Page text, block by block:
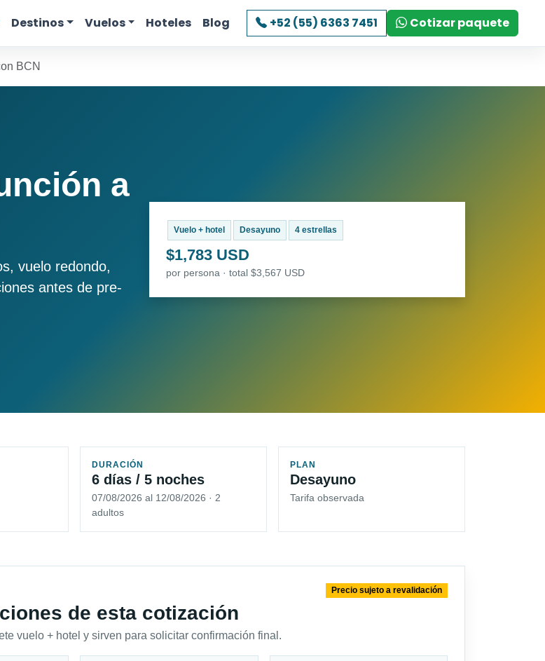
Destinos Vuelos Hoteles Blog +52 (55) 6363 7451 Cotizar paquete
BCN
a
vuelo redondo,
antes de pre-
Vuelo + hotel Desayuno 4 estrellas
$1,783 USD
por persona · total $3,567 USD
DURACIÓN
6 días / 5 noches
07/08/2026 al 12/08/2026 · 2
adultos
PLAN
Desayuno
Tarifa observada
de esta cotización
vuelo + hotel y sirven para solicitar confirmación final.
Precio sujeto a revalidación